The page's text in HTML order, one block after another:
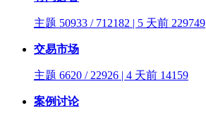
主题 50933 / 712182 | 5 天前 229749
交易市场
主题 6620 / 22926 | 4 天前 14159
案例讨论